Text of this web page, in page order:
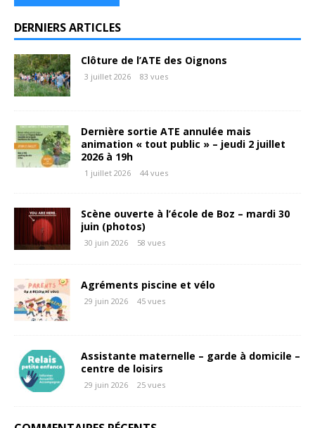
DERNIERS ARTICLES
Clôture de l’ATE des Oignons
3 juillet 2026 83 vues
Dernière sortie ATE annulée mais
animation « tout public » – jeudi 2 juillet
2026 à 19h
1 juillet 2026 44 vues
Scène ouverte à l’école de Boz – mardi 30
juin (photos)
30 juin 2026 58 vues
Agréments piscine et vélo
29 juin 2026 45 vues
Assistante maternelle – garde à domicile –
centre de loisirs
29 juin 2026 25 vues